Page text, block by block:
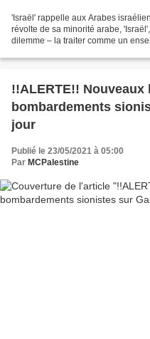
'Israël' rappelle aux Arabes
révolte de sa minorité arabe,
dilemme – la traiter comme un
!!ALERTE!! Nouveaux
bombardements
jour
Publié le 23/05/2021 à 05:00
Par MCPalestine